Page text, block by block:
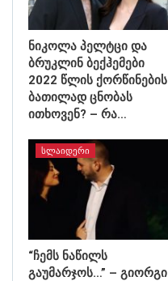
ნიკოლა პელტცი და
ბრუკლინ ბექჰემები
2022 წლის ქორწინების
ბათილად ცნობას
ითხოვენ? – რა…
ᲡᲚᲐᲘᲓᲔᲠᲘ
“ჩემს ნაწილს
გაუმარჯოს…” – გიორგი